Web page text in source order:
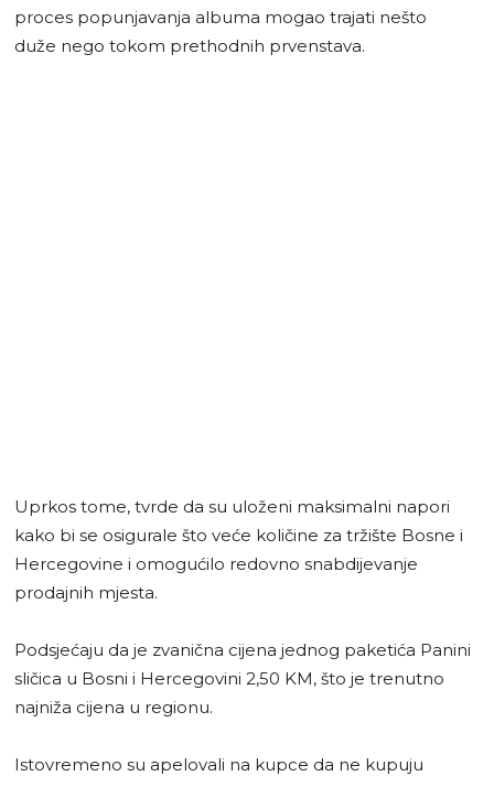
proces popunjavanja albuma mogao trajati nešto
duže nego tokom prethodnih prvenstava.
Uprkos tome, tvrde da su uloženi maksimalni napori
kako bi se osigurale što veće količine za tržište Bosne i
Hercegovine i omogućilo redovno snabdijevanje
prodajnih mjesta.
Podsjećaju da je zvanična cijena jednog paketića Panini
sličica u Bosni i Hercegovini 2,50 KM, što je trenutno
najniža cijena u regionu.
Istovremeno su apelovali na kupce da ne kupuju